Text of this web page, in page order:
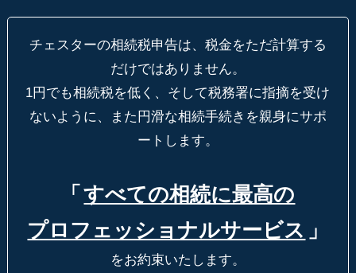
チェスターの相続税申告は、税金をただ計算する
だけではありません。
1円でも相続税を低く、そして税務署に指摘を受け
ないように、
また円滑な相続手続きを親身にサポ
ートします。
「 すべての相続に最高の
プロフェッショナルサービス 」
をお約束いたします。